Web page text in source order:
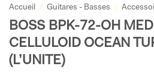
Accueil / Guitares - Basses /
BOSS BPK-72-OH
CELLULOID OCEAN
(L’UNITE)